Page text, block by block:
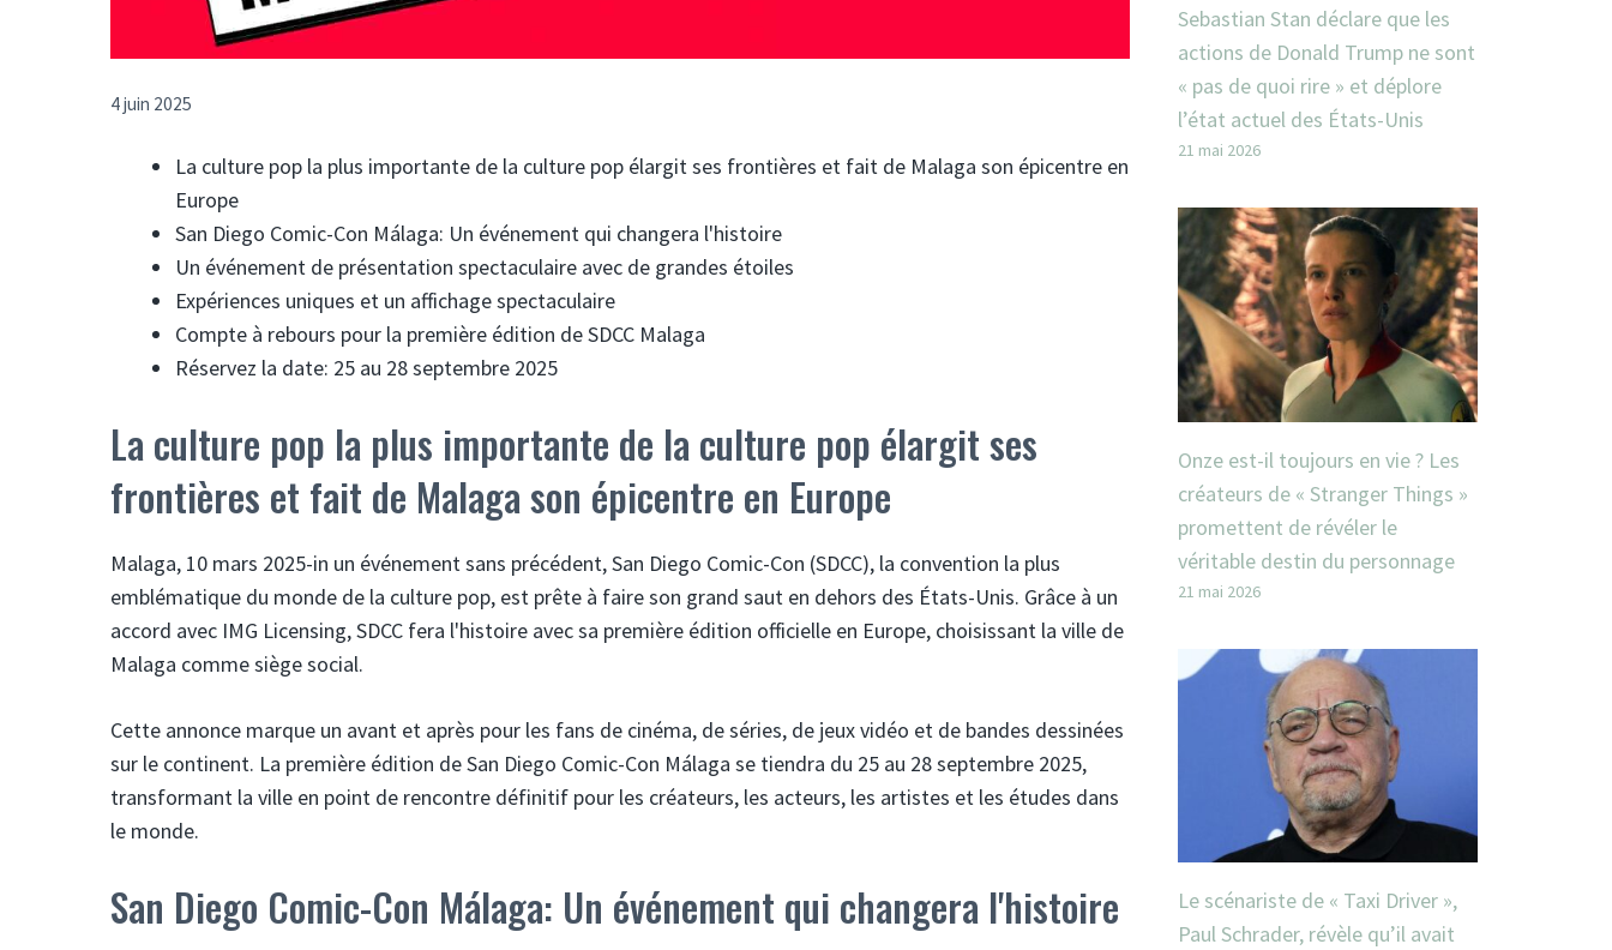
4 juin 2025
La culture pop la plus importante de la culture pop élargit ses frontières et fait de Malaga son épicentre en
Europe
San Diego Comic-Con Málaga: Un événement qui changera l'histoire
Un événement de présentation spectaculaire avec de grandes étoiles
Expériences uniques et un affichage spectaculaire
Compte à rebours pour la première édition de SDCC Malaga
Réservez la date: 25 au 28 septembre 2025
La culture pop la plus importante de la culture pop élargit ses
frontières et fait de Malaga son épicentre en Europe
Malaga, 10 mars 2025-in un événement sans précédent, San Diego Comic-Con (SDCC), la convention la plus
emblématique du monde de la culture pop, est prête à faire son grand saut en dehors des États-Unis. Grâce à un
accord avec IMG Licensing, SDCC fera l'histoire avec sa première édition officielle en Europe, choisissant la ville de
Malaga comme siège social.
Cette annonce marque un avant et après pour les fans de cinéma, de séries, de jeux vidéo et de bandes dessinées
sur le continent. La première édition de San Diego Comic-Con Málaga se tiendra du 25 au 28 septembre 2025,
transformant la ville en point de rencontre définitif pour les créateurs, les acteurs, les artistes et les études dans
le monde.
San Diego Comic-Con Málaga: Un événement qui changera l'histoire
Sebastian Stan déclare que les
actions de Donald Trump ne sont
« pas de quoi rire » et déplore
l’état actuel des États-Unis
21 mai 2026
Onze est-il toujours en vie ? Les
créateurs de « Stranger Things »
promettent de révéler le
véritable destin du personnage
21 mai 2026
Le scénariste de « Taxi Driver »,
Paul Schrader, révèle qu’il avait